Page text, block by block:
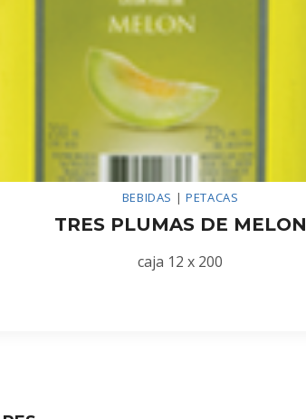
BEBIDAS |PETACAS
TRES PLUMAS DE MELON
caja 12 x 200